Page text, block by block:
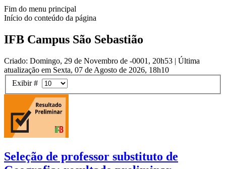
Fim do menu principal
Início do conteúdo da página
IFB Campus São Sebastião
Criado: Domingo, 29 de Novembro de -0001, 20h53 | Última
atualização em Sexta, 07 de Agosto de 2026, 18h10
Exibir #
Seleção de professor substituto de